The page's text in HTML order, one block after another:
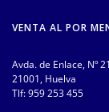
VENTA AL POR
Avda. de Enlace, Nº
21001, Huelva
Tlf:959 253 455